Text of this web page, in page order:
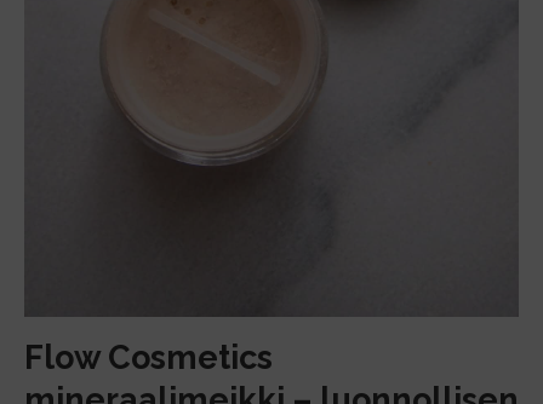
Flow Cosmetics